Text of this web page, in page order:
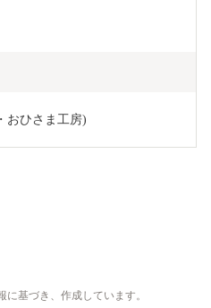
おひさま工房)
基づき、作成しています。